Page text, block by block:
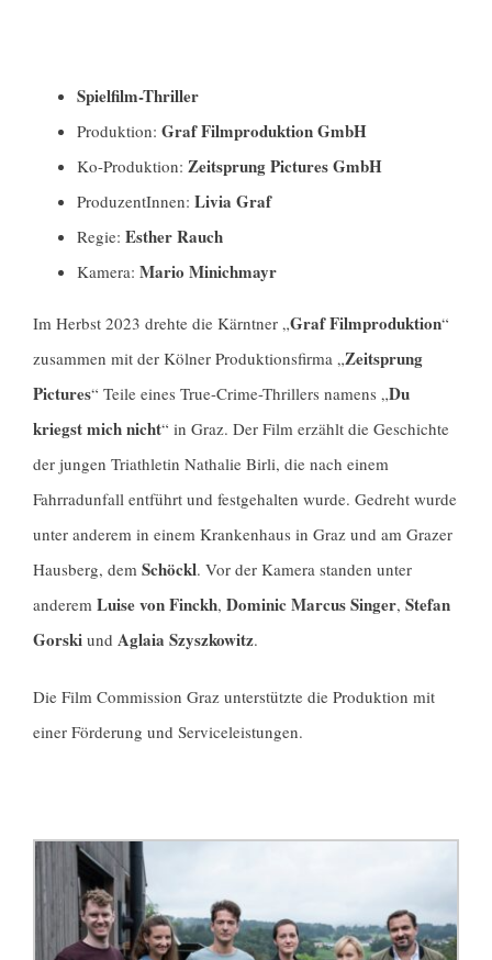
Spielfilm-Thriller
Produktion: Graf Filmproduktion GmbH
Ko-Produktion: Zeitsprung Pictures GmbH
ProduzentInnen: Livia Graf
Regie: Esther Rauch
Kamera: Mario Minichmayr
Im Herbst 2023 drehte die Kärntner „Graf Filmproduktion“
zusammen mit der Kölner Produktionsfirma „Zeitsprung
Pictures“ Teile eines True-Crime-Thrillers namens „Du
kriegst mich nicht“ in Graz. Der Film erzählt die Geschichte
der jungen Triathletin Nathalie Birli, die nach einem
Fahrradunfall entführt und festgehalten wurde. Gedreht wurde
unter anderem in einem Krankenhaus in Graz und am Grazer
Hausberg, dem Schöckl. Vor der Kamera standen unter
anderem Luise von Finckh, Dominic Marcus Singer, Stefan
Gorski und Aglaia Szyszkowitz.
Die Film Commission Graz unterstützte die Produktion mit
einer Förderung und Serviceleistungen.